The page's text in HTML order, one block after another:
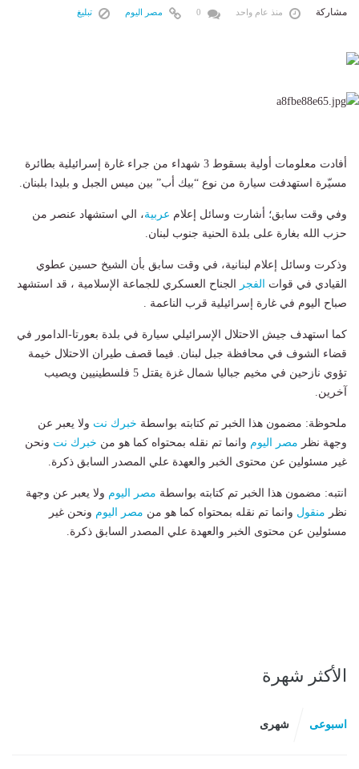
مشاركة منذ عام واحد مصر اليوم تبليغ
أفادت ‏معلومات أولية بسقوط 3 شهداء من جراء غارة إسرائيلية بطائرة
مسيّرة استهدفت سيارة من نوع “بيك أب” بين ‎ميس الجبل و ‎بليدا بلبنان.
وفي وقت سابق؛ أشارت وسائل إعلام عربية، الي استشهاد عنصر من
حزب الله بغارة على بلدة الحنية جنوب لبنان.
وذكرت وسائل إعلام لبنانية، في وقت سابق بأن الشيخ حسين عطوي
القيادي في قوات
الفجر
الجناح العسكري للجماعة الإسلامية ، قد استشهد
صباح اليوم في غارة إسرائيلية قرب الناعمة .
كما استهدف جيش الاحتلال الإسرائيلي سيارة في بلدة بعورتا-الدامور في
قضاء الشوف في محافظة جبل لبنان. فيما قصف طيران الاحتلال خيمة
تؤوي نازحين في مخيم جباليا شمال غزة يقتل 5 فلسطينيين ويصيب
آخرين.
ملحوظة: مضمون هذا الخبر تم كتابته بواسطة خبرك نت ولا يعبر عن
وجهة نظر مصر اليوم وانما تم نقله بمحتواه كما هو من خبرك نت ونحن
غير مسئولين عن محتوى الخبر والعهدة علي المصدر السابق ذكرة.
انتبه: مضمون هذا الخبر تم كتابته بواسطة مصر اليوم ولا يعبر عن وجهة
نظر منقول وانما تم نقله بمحتواه كما هو من مصر اليوم ونحن غير
مسئولين عن محتوى الخبر والعهدة علي المصدر السابق ذكرة.
الأكثر شهرة
اسبوعى شهرى